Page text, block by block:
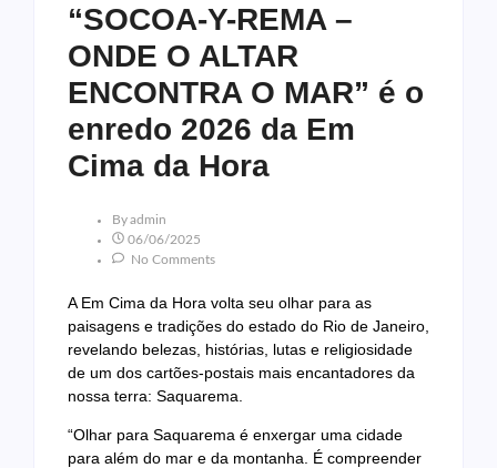
“SOCOA-Y-REMA –
ONDE O ALTAR
ENCONTRA O MAR” é o
enredo 2026 da Em
Cima da Hora
ByAdmin
06/06/2025
No Comments
A Em Cima da Hora volta seu olhar para as
paisagens e tradições do estado do Rio de Janeiro,
revelando belezas, histórias, lutas e religiosidade
de um dos cartões-postais mais encantadores da
nossa terra: Saquarema.
“Olhar para Saquarema é enxergar uma cidade
para além do mar e da montanha. É compreender